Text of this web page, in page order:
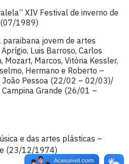
XIV Festival de inverno de
(07/1989)
paraibana jovem de artes
Luis Barroso, Carlos
Mozart, Marcos, Vitória Kessler,
Hermano e Roberto –
João Pessoa (22/02 – 02/03)/
Campina Grande (26/01 –
e das artes plásticas –
(23/12/1974)